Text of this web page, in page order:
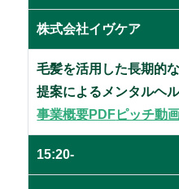
株式会社イヴケア
毛髪を活用した長期的
提案によるメンタルヘ
事業概要PDFピッチ動
15:20-